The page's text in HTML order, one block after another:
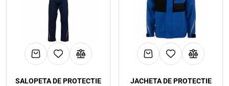
SALOPETA DE PROTECTIE
JACHETA DE PROTECTIE